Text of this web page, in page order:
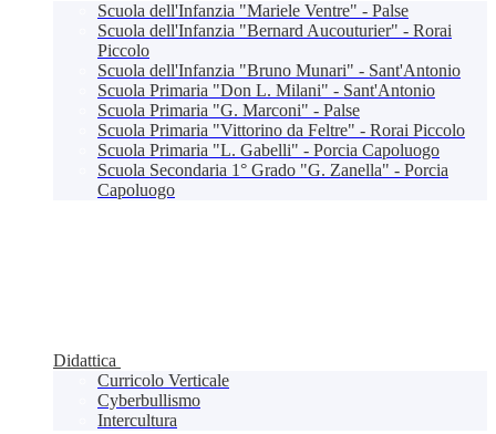
Scuola dell'Infanzia "Mariele Ventre" - Palse
Scuola dell'Infanzia "Bernard Aucouturier" - Rorai
Piccolo
Scuola dell'Infanzia "Bruno Munari" - Sant'Antonio
Scuola Primaria "Don L. Milani" - Sant'Antonio
Scuola Primaria "G. Marconi" - Palse
Scuola Primaria "Vittorino da Feltre" - Rorai Piccolo
Scuola Primaria "L. Gabelli" - Porcia Capoluogo
Scuola Secondaria 1° Grado "G. Zanella" - Porcia
Capoluogo
Didattica
Curricolo Verticale
Cyberbullismo
Intercultura